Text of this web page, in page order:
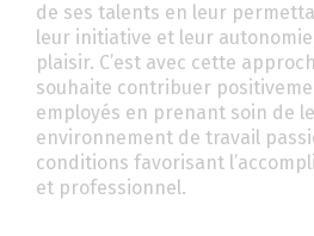
de ses talents en leur
leur initiative et leur
plaisir. C’est avec cette
souhaite contribuer
employés en prenant soin de
environnement de travail
conditions favorisant
et professionnel.